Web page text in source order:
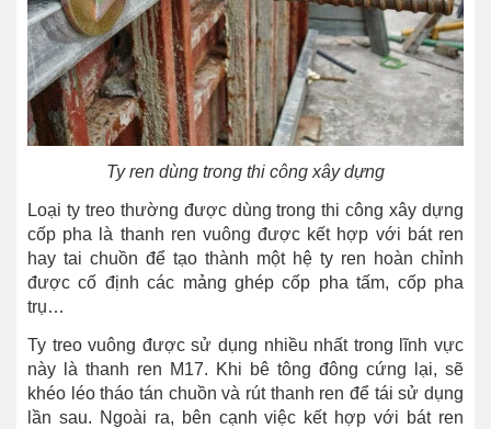
Ty ren dùng trong thi công xây dựng
Loại ty treo thường được dùng trong thi công xây dựng
cốp pha là thanh ren vuông được kết hợp với bát ren
hay tai chuồn để tạo thành một hệ ty ren hoàn chỉnh
được cố định các mảng ghép cốp pha tấm, cốp pha
trụ…
Ty treo vuông được sử dụng nhiều nhất trong lĩnh vực
này là thanh ren M17. Khi bê tông đông cứng lại, sẽ
khéo léo tháo tán chuồn và rút thanh ren để tái sử dụng
lần sau. Ngoài ra, bên cạnh việc kết hợp với bát ren